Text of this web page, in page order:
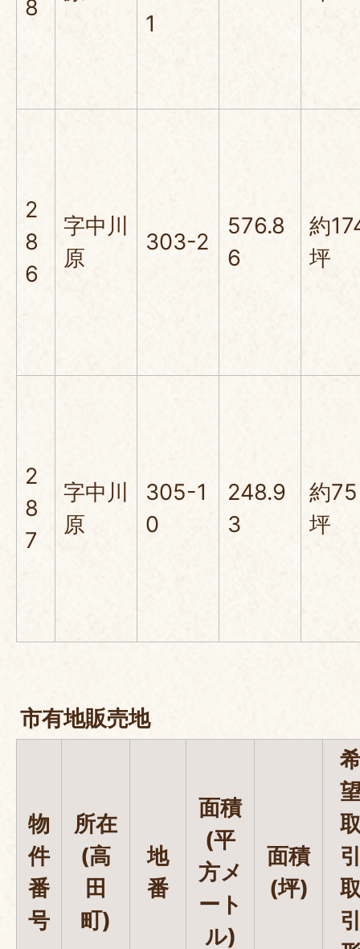
8
1
2
8
6
字中川
原
303-2
576.8
6
約
坪
2
8
7
字中川
原
305-1
0
248.9
3
約75
坪
市有地販売地
物
件
番
号
所在
(高
田
町)
地
番
面積
(平
方メ
ート
ル)
面積
(坪)